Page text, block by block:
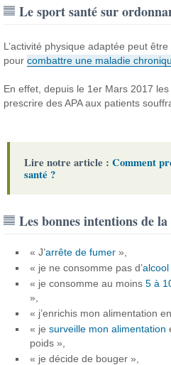
Le sport santé sur
L’activité physique adaptée peut
pourcombattre une maladie
En effet, depuis le 1er Mars 2017
prescrire des APA aux patients
Lire notre article :Comment
santé ?
Les bonnes intentions de
« J’arrête de fumer »,
« je ne consomme pas d’alcool
« je consomme au moins5 à
»,
« j’enrichis mon alimentation
« jesurveille mon alimentation
poids »,
« je décide de bouger »,